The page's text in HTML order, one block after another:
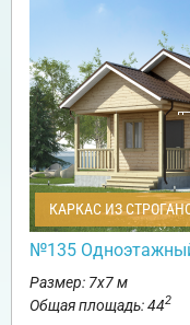
КАРКАС ИЗ
№135
Размер: 7х7 м
Общая площадь: 442